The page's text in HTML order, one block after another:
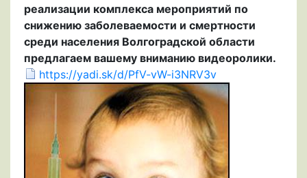
реализации комплекса мероприятий по
снижению заболеваемости и смертности
среди населения Волгоградской области
предлагаем вашему вниманию видеоролики.
https://yadi.sk/d/PfV-vW-i3NRV3v